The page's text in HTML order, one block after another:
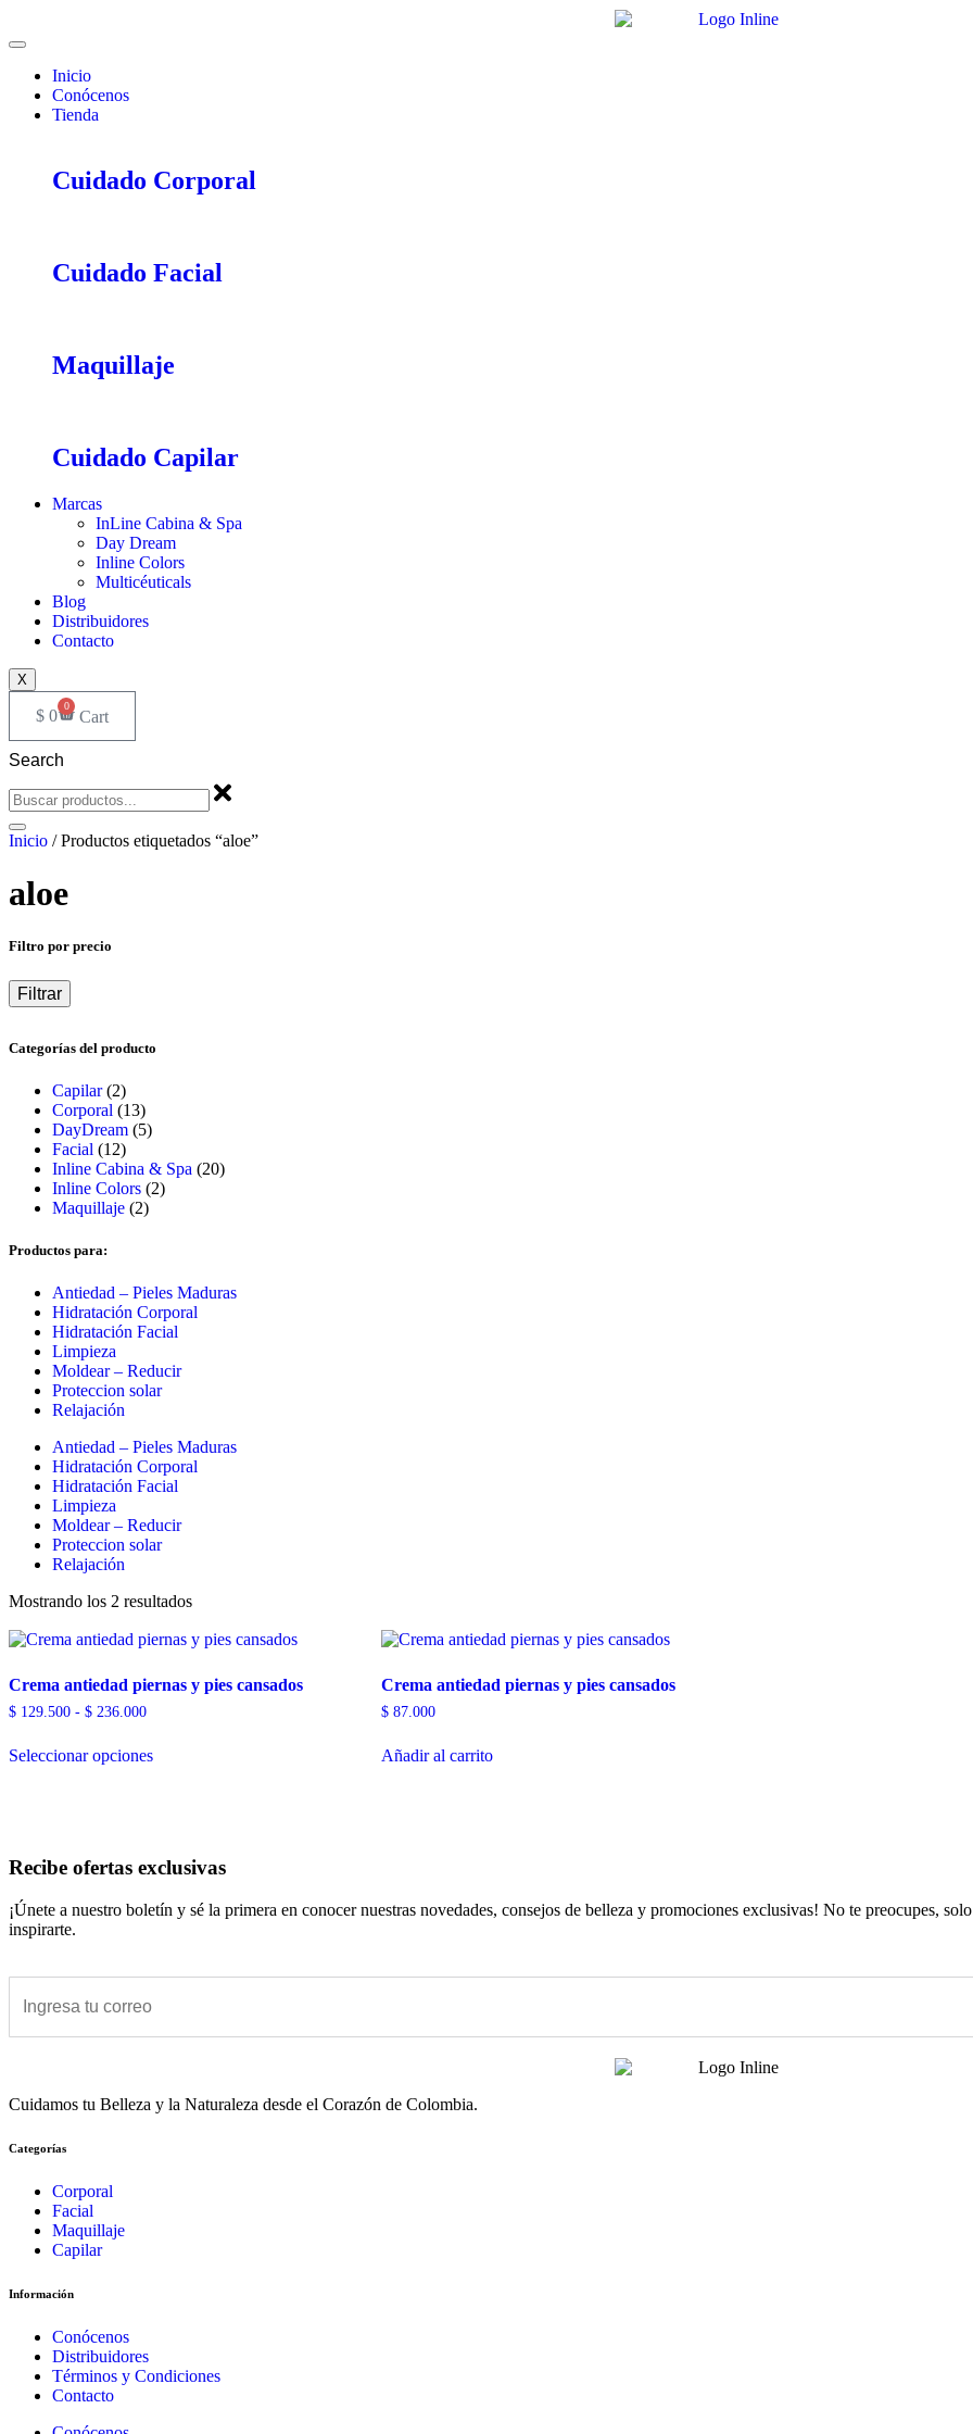
Inicio
Conócenos
Tienda
Cuidado Corporal
Cuidado Facial
Maquillaje
Cuidado Capilar
Marcas
InLine Cabina & Spa
Day Dream
Inline Colors
Multicéuticals
Blog
Distribuidores
Contacto
X
$ 0
0
Cart
Search
Inicio / Productos etiquetados “aloe”
aloe
Filtro por precio
Filtrar
Categorías del producto
Capilar (2)
Corporal (13)
DayDream (5)
Facial (12)
Inline Cabina & Spa (20)
Inline Colors (2)
Maquillaje (2)
Productos para:
Antiedad – Pieles Maduras
Hidratación Corporal
Hidratación Facial
Limpieza
Moldear – Reducir
Proteccion solar
Relajación
Antiedad – Pieles Maduras
Hidratación Corporal
Hidratación Facial
Limpieza
Moldear – Reducir
Proteccion solar
Relajación
Mostrando los 2 resultados
Crema antiedad piernas y pies cansados
$ 129.500 - $ 236.000Rango
desde
Seleccionar opciones
Las
se
pueden
página
Crema antiedad piernas y pies cansados
$ 87.000
Añadir al carrito
Recibe ofertas exclusivas
¡Únete a nuestro boletín y sé la primera en conocer nuestras novedades, consejos de belleza y promociones exclusivas! No te preocupes,
inspirarte.
Cuidamos tu Belleza y la Naturaleza desde el Corazón de Colombia.
Categorías
Corporal
Facial
Maquillaje
Capilar
Información
Conócenos
Distribuidores
Términos y Condiciones
Contacto